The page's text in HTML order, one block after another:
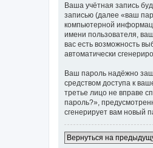
Ваша учётная запись
записью (далее «ваш
компьютерной
имени пользователя,
вас есть возможность
автоматически
Ваш пароль надёжно
средством доступа к
третье лицо не вправе
пароль?»,
сгенерирует вам новый
Вернуться на